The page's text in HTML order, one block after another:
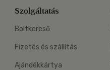
Szolgáltatás
Boltkereső
Fizetés és szállítás
Ajándékkártya